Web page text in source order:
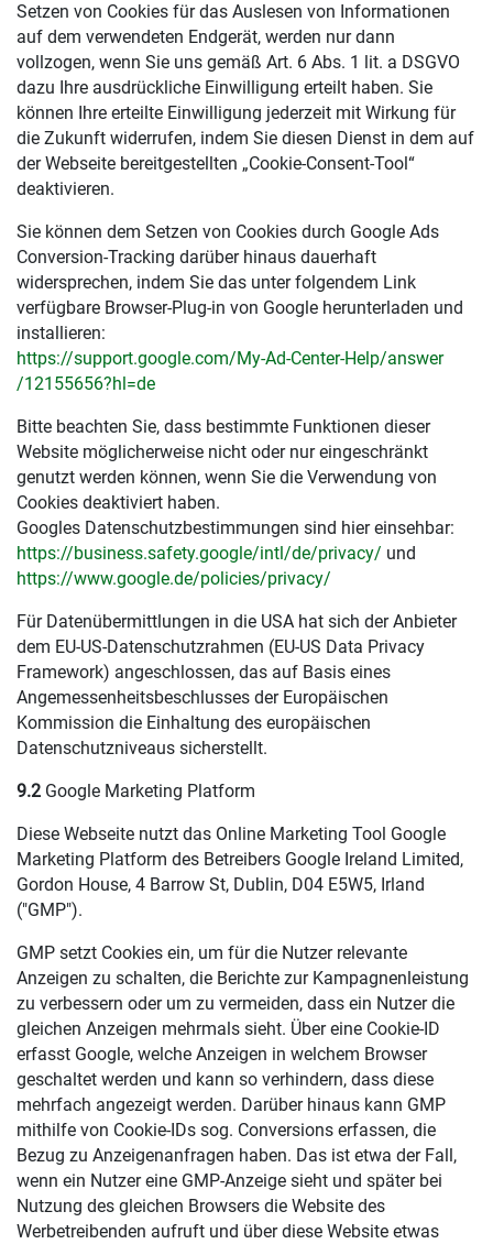
Setzen von Cookies für das Auslesen von Informationen
auf dem verwendeten Endgerät, werden nur dann
vollzogen, wenn Sie uns gemäß Art. 6 Abs. 1 lit. a DSGVO
dazu Ihre ausdrückliche Einwilligung erteilt haben. Sie
können Ihre erteilte Einwilligung jederzeit mit Wirkung für
die Zukunft widerrufen, indem Sie diesen Dienst in dem auf
der Webseite bereitgestellten „Cookie-Consent-Tool“
deaktivieren.
Sie können dem Setzen von Cookies durch Google Ads
Conversion-Tracking darüber hinaus dauerhaft
widersprechen, indem Sie das unter folgendem Link
verfügbare Browser-Plug-in von Google herunterladen und
installieren:
https://support.google.com/My-Ad-Center-Help/answer
/12155656?hl=de
Bitte beachten Sie, dass bestimmte Funktionen dieser
Website möglicherweise nicht oder nur eingeschränkt
genutzt werden können, wenn Sie die Verwendung von
Cookies deaktiviert haben.
Googles Datenschutzbestimmungen sind hier einsehbar:
https://business.safety.google/intl /de/privacy/ und
https://www.google.de/policies/privacy/
Für Datenübermittlungen in die USA hat sich der Anbieter
dem EU-US-Datenschutzrahmen (EU-US Data Privacy
Framework) angeschlossen, das auf Basis eines
Angemessenheitsbeschlusses der Europäischen
Kommission die Einhaltung des europäischen
Datenschutzniveaus sicherstellt.
9.2 Google Marketing Platform
Diese Webseite nutzt das Online Marketing Tool Google
Marketing Platform des Betreibers Google Ireland Limited,
Gordon House, 4 Barrow St, Dublin, D04 E5W5, Irland
("GMP").
GMP setzt Cookies ein, um für die Nutzer relevante
Anzeigen zu schalten, die Berichte zur Kampagnenleistung
zu verbessern oder um zu vermeiden, dass ein Nutzer die
gleichen Anzeigen mehrmals sieht. Über eine Cookie-ID
erfasst Google, welche Anzeigen in welchem Browser
geschaltet werden und kann so verhindern, dass diese
mehrfach angezeigt werden. Darüber hinaus kann GMP
mithilfe von Cookie-IDs sog. Conversions erfassen, die
Bezug zu Anzeigenanfragen haben. Das ist etwa der Fall,
wenn ein Nutzer eine GMP-Anzeige sieht und später bei
Nutzung des gleichen Browsers die Website des
Werbetreibenden aufruft und über diese Website etwas